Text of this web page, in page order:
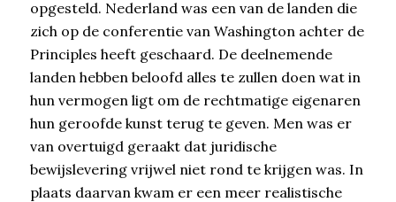
opgesteld. Nederland was een van de landen die
zich op de conferentie van Washington achter de
Principles heeft geschaard. De deelnemende
landen hebben beloofd alles te zullen doen wat in
hun vermogen ligt om de rechtmatige eigenaren
hun geroofde kunst terug te geven. Men was er
van overtuigd geraakt dat juridische
bewijslevering vrijwel niet rond te krijgen was. In
plaats daarvan kwam er een meer realistische